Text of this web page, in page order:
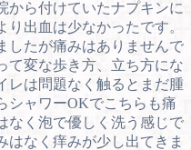
から付けていたナプキンに
出血は少なかったです。
したが痛みはありませんで
て変な歩き方、立ち方にな
レは問題なく触るとまだ腫
シャワーOKでこちらも痛
なく泡で優しく洗う感じで
はなく痒みが少し出てきま